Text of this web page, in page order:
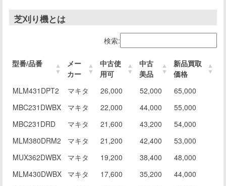
芝刈り機とは
検索:
型番/品番
メー
カー
中古使
用可
中古
美品
新品買取
価格
型番/品番
メー
中古使
中古
新品買取
MLM431DPT2 マキタ 26,000 52,000
65,000
MBC231DWBX
マキタ 22,000 44,000
55,000
MBC231DRD
マキタ 21,600 43,200
54,000
MLM380DRM2
マキタ 21,200 42,400
53,000
MUX362DWBX
マキタ 19,200 38,400
48,000
MLM430DWBX
マキタ 17,600 35,200
44,000